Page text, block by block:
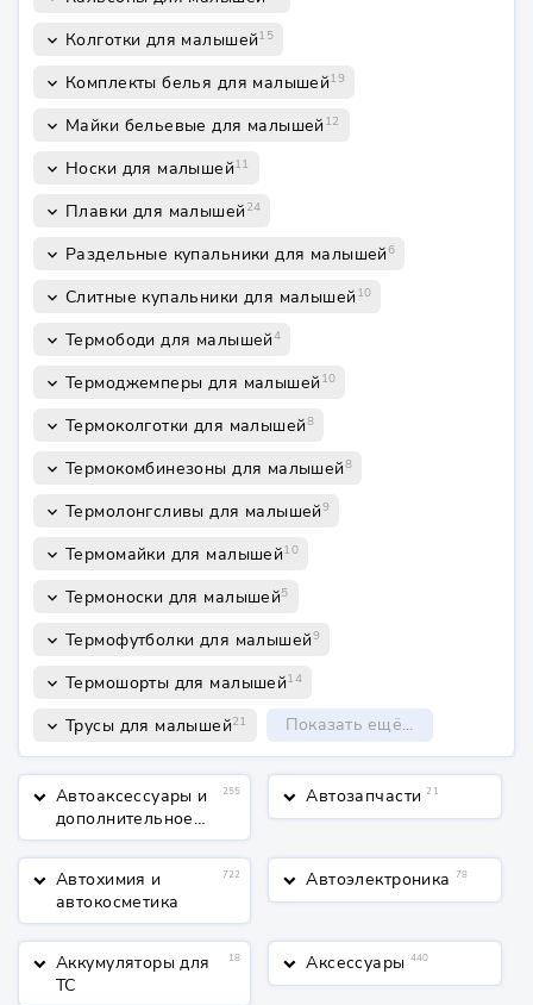
keyboard_arrow_down Колготки для малышей15
keyboard_arrow_down Комплекты белья для малышей19
keyboard_arrow_down Майки бельевые для малышей 12
keyboard_arrow_down Носки для малышей11
keyboard_arrow_down Плавки для малышей 24
keyboard_arrow_down Раздельные купальники для малышей6
keyboard_arrow_down Слитные купальники для малышей 10
keyboard_arrow_down Термободи для малышей4
keyboard_arrow_down Термоджемперы для малышей 10
keyboard_arrow_down Термоколготки для малышей8
keyboard_arrow_down Термокомбинезоны для малышей8
keyboard_arrow_down Термолонгсливы для малышей9
keyboard_arrow_down Термомайки для малышей10
keyboard_arrow_down Термоноски для малышей5
keyboard_arrow_down Термофутболки для малышей9
keyboard_arrow_down Термошорты для малышей14
keyboard_arrow_down Трусы для малышей21 Показать ещё...
keyboard_arrow_down Автоаксессуары и
дополнительное
оборудование
255 keyboard_arrow_down Автозапчасти 21
keyboard_arrow_down Автохимия и
автокосметика
722 keyboard_arrow_down Автоэлектроника 78
keyboard_arrow_down Аккумуляторы для
ТС
18 keyboard_arrow_down Аксессуары 440